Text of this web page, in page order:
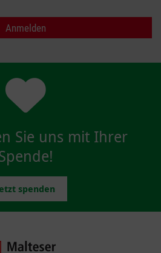
Sie uns mit Ihrer
spenden